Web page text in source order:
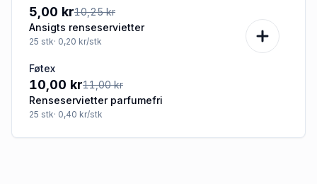
-51%
5,00 kr10,25 kr
Ansigts renseservietter
25 stk· 0,20 kr/stk
-9%
Føtex
10,00 kr11,00 kr
Renseservietter parfumefri
25 stk· 0,40 kr/stk